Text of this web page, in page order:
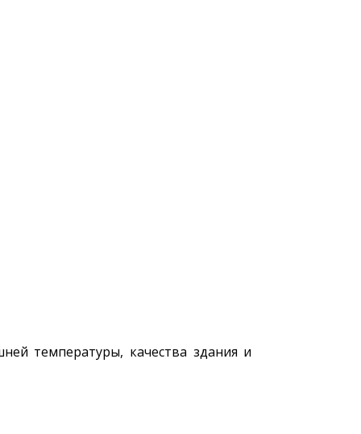
температуры, качества здания и